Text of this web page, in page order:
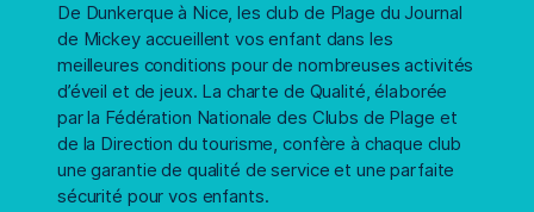
De Dunkerque à Nice, les club de Plage du Journal
de Mickey accueillent vos enfant dans les
meilleures conditions pour de nombreuses activités
d’éveil et de jeux. La charte de Qualité, élaborée
par la Fédération Nationale des Clubs de Plage et
de la Direction du tourisme, confère à chaque club
une garantie de qualité de service et une parfaite
sécurité pour vos enfants.